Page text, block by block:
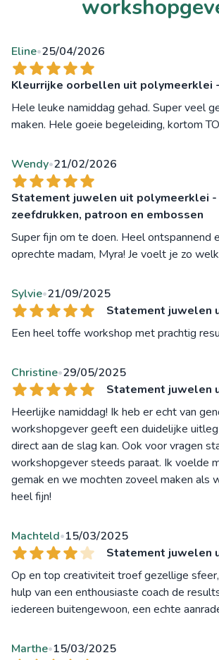
Eline•25/04/2026
Kleurrijke oorbellen uit polymeerklei
Hele leuke namiddag gehad. Super veel
maken. Hele goeie begeleiding, kortom
Wendy•21/02/2026
Statement juwelen uit polymeerklei -
zeefdrukken, patroon en embossen
Super fijn om te doen. Heel ontspannend
oprechte madam, Myra! Je voelt je zo
Sylvie•21/09/2025
Statement juwelen
Een heel toffe workshop met prachtig
Christine•29/05/2025
Statement juwelen
Heerlijke namiddag! Ik heb er echt van
workshopgever geeft een duidelijke
direct aan de slag kan. Ook voor vragen
workshopgever steeds paraat. Ik voelde
gemak en we mochten zoveel maken als
heel fijn!
Machteld•15/03/2025
Statement juwelen
Op en top creativiteit troef gezellige
hulp van een enthousiaste coach de
iedereen buitengewoon, een echte
Marthe•15/03/2025